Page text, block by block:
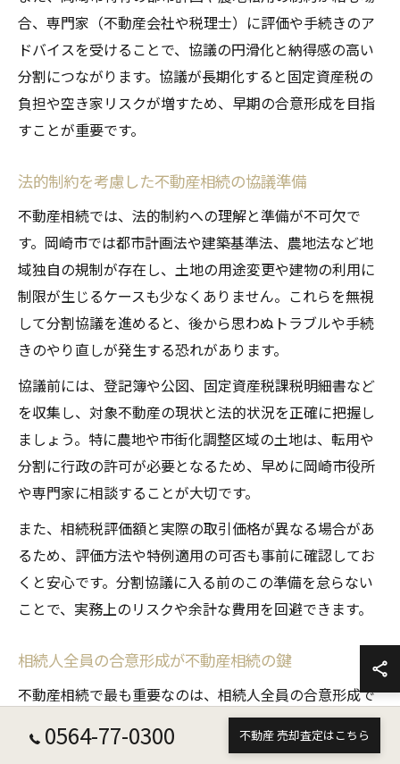
合、専門家（不動産会社や税理士）に評価や手続きのア
ドバイスを受けることで、協議の円滑化と納得感の高い
分割につながります。協議が長期化すると固定資産税の
負担や空き家リスクが増すため、早期の合意形成を目指
すことが重要です。
法的制約を考慮した不動産相続の協議準備
不動産相続では、法的制約への理解と準備が不可欠で
す。岡崎市では都市計画法や建築基準法、農地法など地
域独自の規制が存在し、土地の用途変更や建物の利用に
制限が生じるケースも少なくありません。これらを無視
して分割協議を進めると、後から思わぬトラブルや手続
きのやり直しが発生する恐れがあります。
協議前には、登記簿や公図、固定資産税課税明細書など
を収集し、対象不動産の現状と法的状況を正確に把握し
ましょう。特に農地や市街化調整区域の土地は、転用や
分割に行政の許可が必要となるため、早めに岡崎市役所
や専門家に相談することが大切です。
また、相続税評価額と実際の取引価格が異なる場合があ
るため、評価方法や特例適用の可否も事前に確認してお
くと安心です。分割協議に入る前のこの準備を怠らない
ことで、実務上のリスクや余計な費用を回避できます。
相続人全員の合意形成が不動産相続の鍵
不動産相続で最も重要なのは、相続人全員の合意形成で
す。岡崎市のように資産価値が高い地域では、土地や建
物に対する思い入れや活用方針が相続人ごとに異なりや
0564-77-0300 不動産 売却査定はこちら